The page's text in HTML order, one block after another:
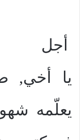
أجل
يا أخي,
يعلّمه